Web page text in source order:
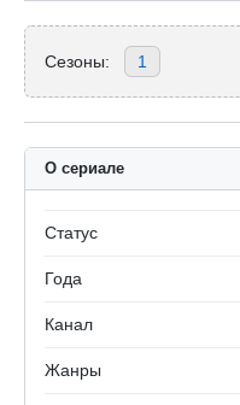
Сезоны: 1
О сериале
Статус
Года
Канал
Жанры